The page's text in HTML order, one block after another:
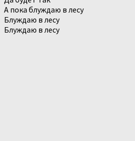
А пока блуждаю в лесу
Блуждаю в лесу
Блуждаю в лесу